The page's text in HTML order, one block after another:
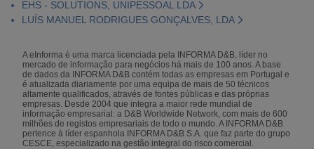
EHS - SOLUTIONS, UNIPESSOAL LDA
LUÍS MANUEL RODRIGUES GONÇALVES, LDA
A eInforma é uma marca licenciada pela INFORMA D&B, líder no
mercado de informação para negócios há mais de 100 anos. A base
de dados da INFORMA D&B contém todas as empresas em Portugal e
é atualizada diariamente por uma equipa de mais de 50 técnicos
altamente qualificados, através de fontes públicas e das próprias
empresas. Desde 2004 que integra a maior rede mundial de
informação empresarial: a D&B Worldwide Network, com mais de 600
milhões de registos empresariais de todo o mundo. A INFORMA D&B
pertence à líder espanhola INFORMA D&B S.A. que faz parte do grupo
CESCE, especializado na gestão integral do risco comercial.